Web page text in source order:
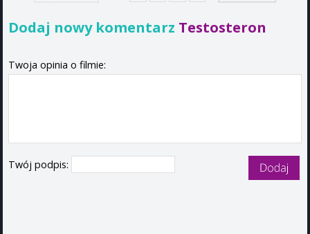
Dodaj nowy komentarz Testosteron
Twoja opinia o filmie:
Twój podpis: